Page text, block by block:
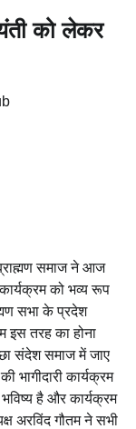
को लेकर
समाज ने आज
को भव्य रूप
सभा के प्रदेश
इस तरह का होना
संदेश समाज में जाए
भागीदारी कार्यक्रम
भविष्य है और कार्यक्रम
अरविंद गौतम ने सभी